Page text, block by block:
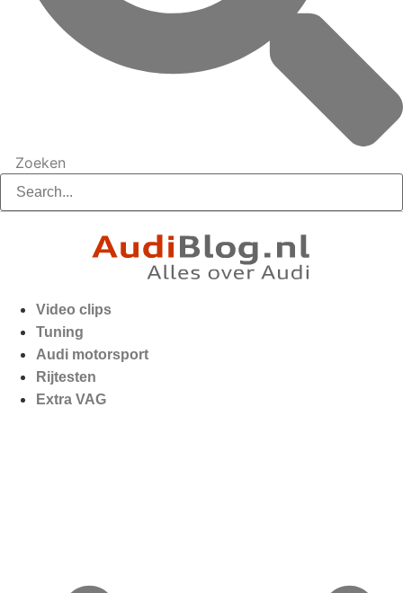
Zoeken
Video clips
Tuning
Audi motorsport
Rijtesten
Extra VAG